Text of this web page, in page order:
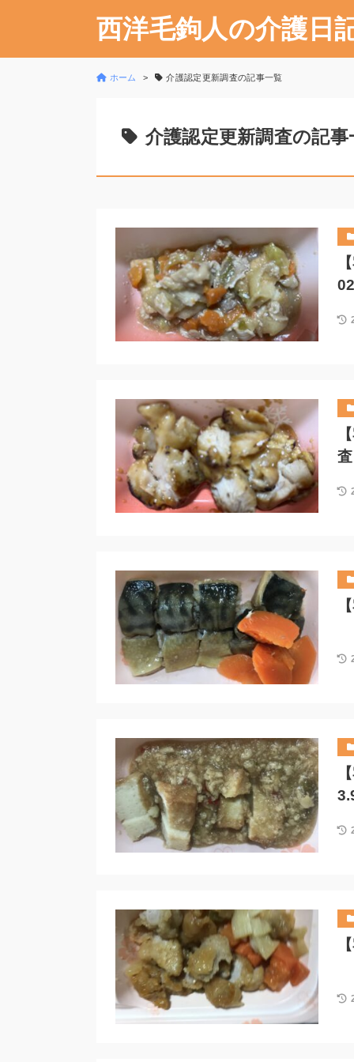
西洋毛鉤人の介護日
ホーム 介護認定更新調査の記事一覧
介護認定更新調査の記事